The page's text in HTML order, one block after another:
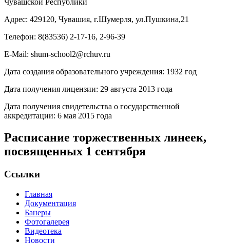
Чувашской Республики
Адрес: 429120, Чувашия, г.Шумерля, ул.Пушкина,21
Телефон: 8(83536) 2-17-16, 2-96-39
E-Mail: shum-school2@rchuv.ru
Дата создания образовательного учреждения: 1932 год
Дата получения лицензии: 29 августа 2013 года
Дата получения свидетельства о государственной
аккредитации: 6 мая 2015 года
Расписание торжественных линеек,
посвященных 1 сентября
Ссылки
Главная
Документация
Банеры
Фотогалерея
Видеотека
Новости